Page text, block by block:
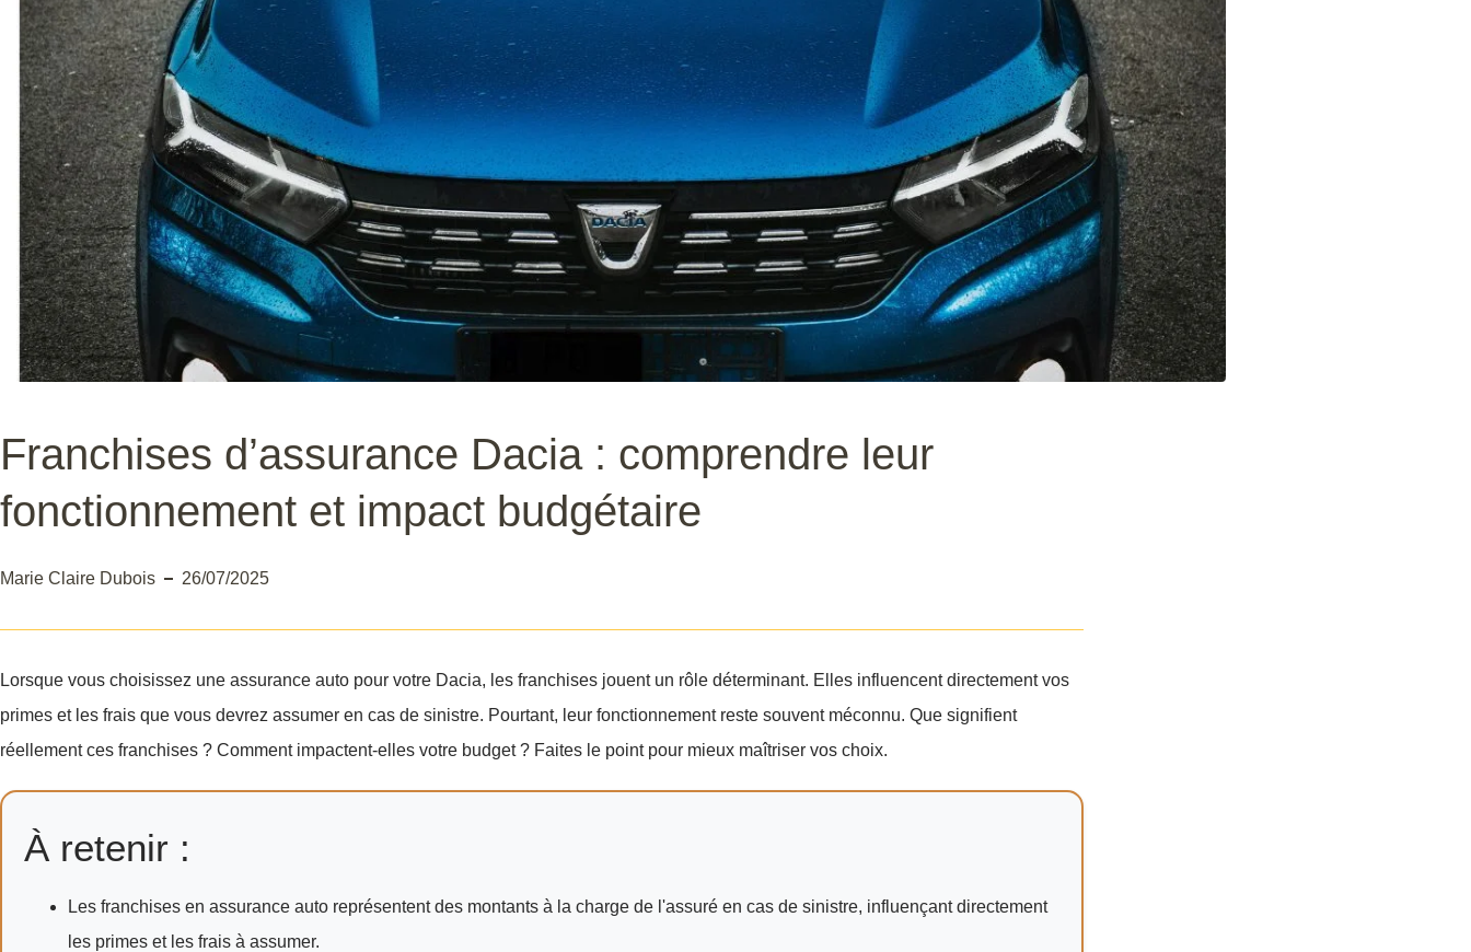
Franchises d’assurance Dacia : comprendre leur
fonctionnement et impact budgétaire
Marie Claire Dubois 26/07/2025
Lorsque vous choisissez une assurance auto pour votre Dacia, les franchises jouent un rôle déterminant. Elles influencent directement vos
primes et les frais que vous devrez assumer en cas de sinistre. Pourtant, leur fonctionnement reste souvent méconnu. Que signifient
réellement ces franchises ? Comment impactent-elles votre budget ? Faites le point pour mieux maîtriser vos choix.
À retenir :
Les franchises en assurance auto représentent des montants à la charge de l'assuré en cas de sinistre, influençant directement
les primes et les frais à assumer.